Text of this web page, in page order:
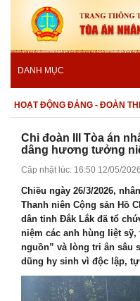
DANH MỤC
HOẠT ĐỘNG ĐẢNG - ĐOÀN
Chi đoàn III Tòa án
dâng hương tưởng
Cập nhật lúc: 16:50 12/05/2026
Chiều ngày 26/3/2026,
Thanh niên Cộng sản Hồ
dân tỉnh Đắk Lắk đã tổ
niệm các anh hùng liệt
nguồn” và lòng tri ân sâu
dũng hy sinh vì độc lập,